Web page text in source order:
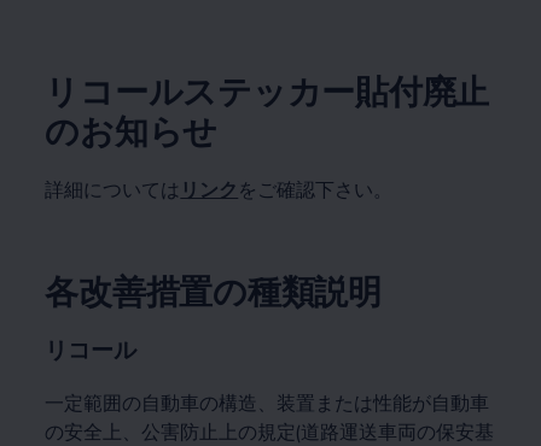
リコールステッカー貼付廃止
のお知らせ
詳細については リンク をご確認下さい。
各改善措置の種類説明
リコール
一定範囲の自動車の構造、装置または性能が自動車
の安全上、公害防止上の規定(道路運送車両の保安基